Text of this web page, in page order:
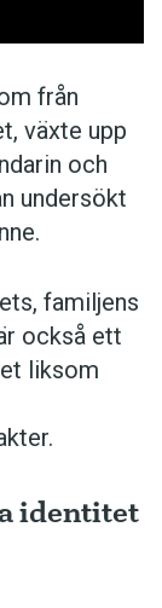
från
växte upp
och
undersökt
familjens
också ett
liksom
identitet